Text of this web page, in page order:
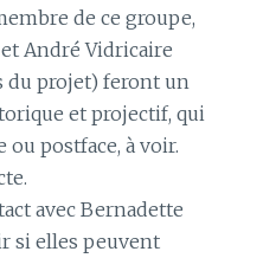
de ce groupe,
André Vidricaire
du projet) feront un
et projectif, qui
ou postface, à voir.
avec Bernadette
si elles peuvent